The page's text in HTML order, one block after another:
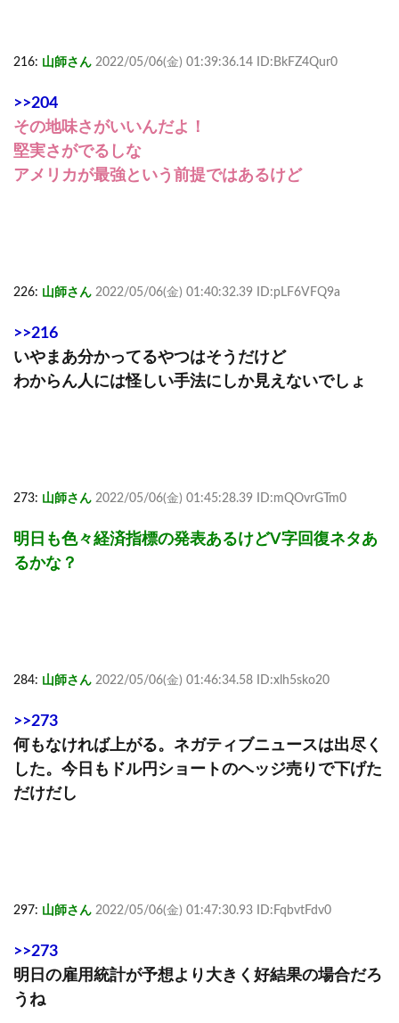
216: 山師さん 2022/05/06(金) 01:39:36.14 ID:BkFZ4Qur0
>>204
その地味さがいいんだよ！
堅実さがでるしな
アメリカが最強という前提ではあるけど
226: 山師さん 2022/05/06(金) 01:40:32.39 ID:pLF6VFQ9a
>>216
いやまあ分かってるやつはそうだけど
わからん人には怪しい手法にしか見えないでしょ
273: 山師さん 2022/05/06(金) 01:45:28.39 ID:mQOvrGTm0
明日も色々経済指標の発表あるけどV字回復ネタあ
るかな？
284: 山師さん 2022/05/06(金) 01:46:34.58 ID:xlh5sko20
>>273
何もなければ上がる。ネガティブニュースは出尽く
した。今日もドル円ショートのヘッジ売りで下げた
だけだし
297: 山師さん 2022/05/06(金) 01:47:30.93 ID:FqbvtFdv0
>>273
明日の雇用統計が予想より大きく好結果の場合だろ
うね